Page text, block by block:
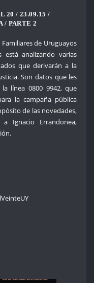
20 / 23.09.15 /
/ PARTE 2
de Uruguayos
está analizando varias
que derivarán a la
Son datos que les
línea 0800 9942, que
la campaña pública
de las novedades,
a Ignacio Errandonea,